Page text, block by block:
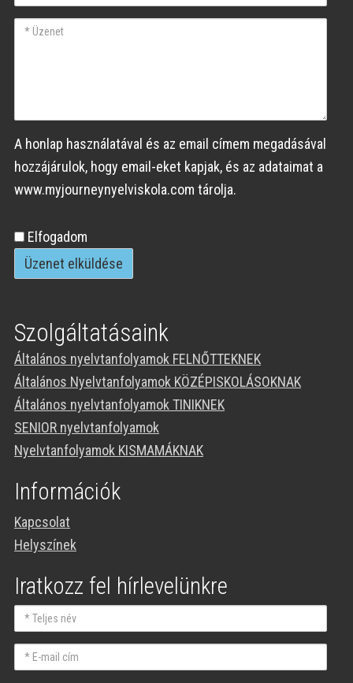
Üzenet
A honlap használatával és az email címem megadásával
hozzájárulok, hogy email-eket kapjak, és az adataimat a
www.myjourneynyelviskola.com tárolja.
Személyes
adatok
elfogadása
Elfogadom
Szolgáltatásaink
Általános nyelvtanfolyamok FELNŐTTEKNEK
Általános Nyelvtanfolyamok KÖZÉPISKOLÁSOKNAK
Általános nyelvtanfolyamok TINIKNEK
SENIOR nyelvtanfolyamok
Nyelvtanfolyamok KISMAMÁKNAK
Információk
Kapcsolat
Helyszínek
Iratkozz fel hírlevelünkre
Teljes
E-